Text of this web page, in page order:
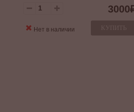
3000
КУПИТЬ
Нет в наличии